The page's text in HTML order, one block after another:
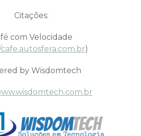
Citações:
com Velocidade
)
by Wisdomtech